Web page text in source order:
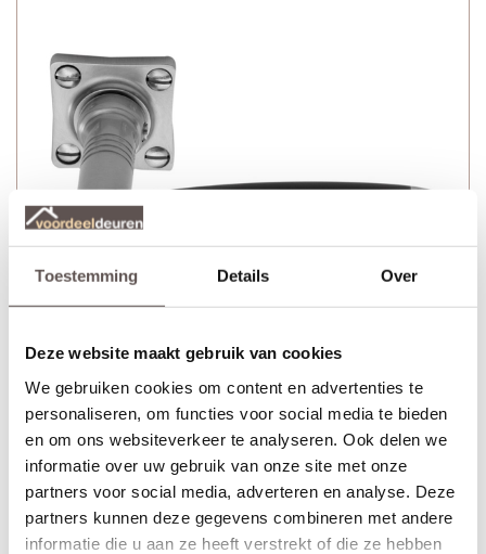
Toestemming Details Over
Deze website maakt gebruik van cookies
We gebruiken cookies om content en advertenties te
personaliseren, om functies voor social media te bieden
en om ons websiteverkeer te analyseren. Ook delen we
informatie over uw gebruik van onze site met onze
partners voor social media, adverteren en analyse. Deze
partners kunnen deze gegevens combineren met andere
informatie die u aan ze heeft verstrekt of die ze hebben
CanDo Amsterdam deurkruk bestaat uit:
+ Deurkruk geborsteld nikkel met veer (twee zijden)
+ Deurkrukrozet geborsteld nikkel 37 x 37 mm (twee zijden)
+ Bevestigingsmateriaal bestaande uit schroeven, inbusbout en
inbussleutel
Let op! Niet geschikt voor opdekdeuren